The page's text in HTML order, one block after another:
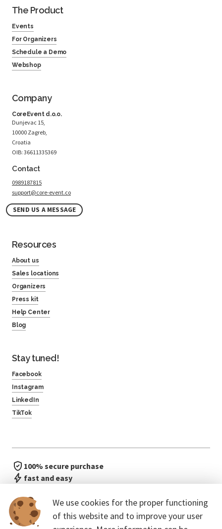
We use cookies for the proper functioning
of this website and to improve your user
The Product
Events
For Organizers
Schedule a Demo
Webshop
Company
CoreEvent d.o.o.
Dunjevac 15,
10000 Zagreb,
Croatia
OIB: 36611335369
Contact
0989187815
support@core-event.co
SEND US A MESSAGE
Resources
About us
Sales locations
Organizers
Press kit
Help Center
Blog
Stay tuned!
Facebook
Instagram
LinkedIn
TikTok
100% secure purchase
fast and easy